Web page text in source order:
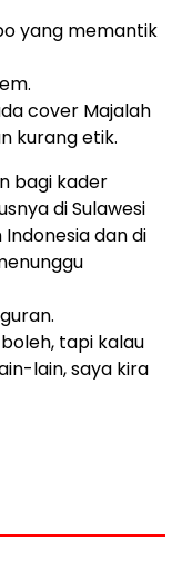
yang memantik
cover Majalah
kurang etik.
bagi kader
di Sulawesi
dan di
tapi kalau
lain, saya kira